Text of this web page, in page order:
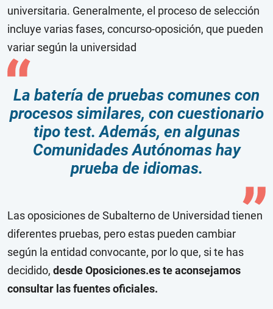
universitaria. Generalmente, el proceso de selección
incluye varias fases, concurso-oposición, que pueden
variar según la universidad
La batería de pruebas comunes con
procesos similares, con cuestionario
tipo test. Además, en algunas
Comunidades Autónomas hay
prueba de idiomas.
Las oposiciones de Subalterno de Universidad tienen
diferentes pruebas, pero estas pueden cambiar
según la entidad convocante, por lo que, si te has
decidido, desde Oposiciones.es te aconsejamos
consultar las fuentes oficiales.